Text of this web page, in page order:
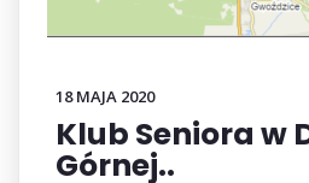
18 MAJA 2020
Klub Seniora w
Górnej..